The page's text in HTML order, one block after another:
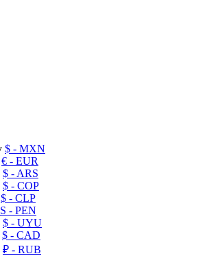
$ - MXN
€ - EUR
$ - ARS
$ - COP
$ - CLP
S - PEN
$ - UYU
$ - CAD
₽ - RUB